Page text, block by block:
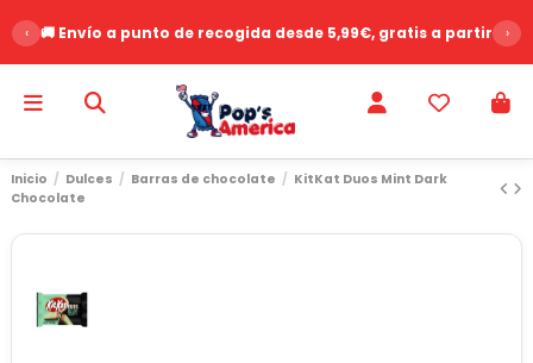
‹ 🚚 Envío a punto de recogida desde 5,99€, gratis a partir de
›
Inicio Dulces Barras de chocolate
KitKat Duos Mint Dark
Chocolate